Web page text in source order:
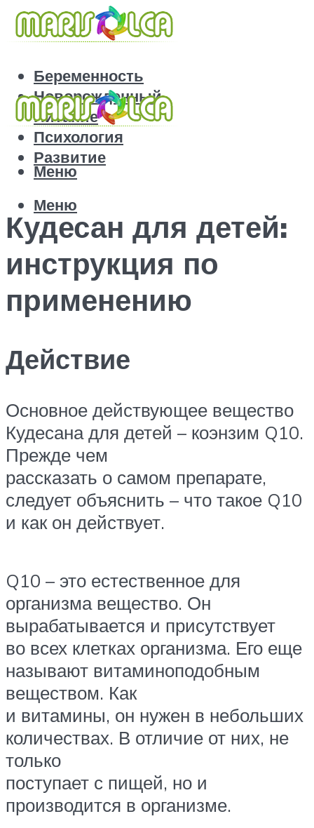
Беременность
Новорожденный
Питание
Психология
Развитие
Меню
Меню
Кудесан для детей:
инструкция по
применению
Действие
Основное действующее вещество
Кудесана для детей – коэнзим Q10.
Прежде чем
рассказать о самом препарате,
следует объяснить – что такое Q10
и как он действует.
Q10 – это естественное для
организма вещество. Он
вырабатывается и присутствует
во всех клетках организма. Его еще
называют витаминоподобным
веществом. Как
и витамины, он нужен в небольших
количествах. В отличие от них, не
только
поступает с пищей, но и
производится в организме.